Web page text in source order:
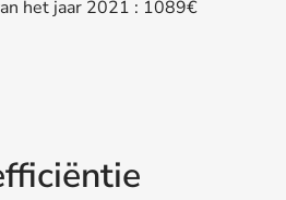
het jaar 2021 : 1089€